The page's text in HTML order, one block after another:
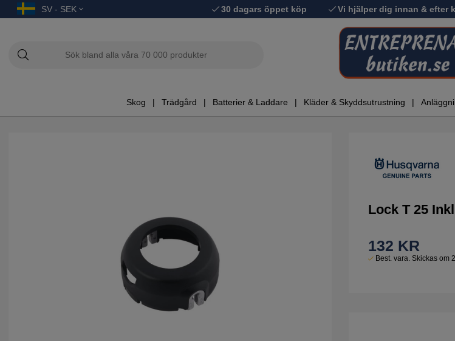
SV - SEK 30 dagars öppet köp Vi hjälper dig innan & efter
Skog Trädgård Batterier & Laddare Kläder & Skyddsutrustning
Lock T 25
132 KR
Best. vara. Skickas om